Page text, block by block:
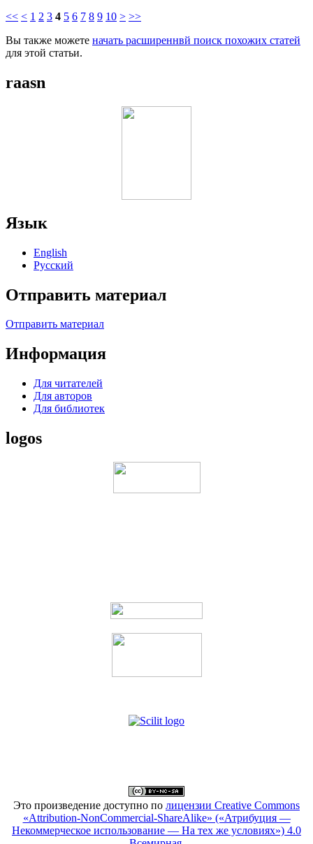
<< < 1 2 3 4 5 6 7 8 9 10 > >>
Вы также можете начать расширеннвй поиск похожих статей
для этой статьи.
raasn
Язык
English
Русский
Отправить материал
Отправить материал
Информация
Для читателей
Для авторов
Для библиотек
logos
Это произведение доступно по лицензии Creative Commons
«Attribution-NonCommercial-ShareAlike» («Атрибуция —
Некоммерческое использование — На тех же условиях») 4.0